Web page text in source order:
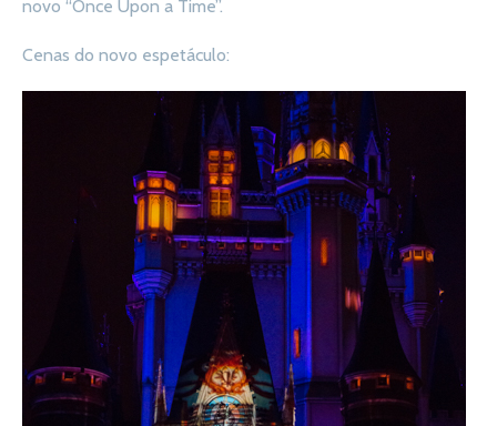
novo “Once Upon a Time”.
Cenas do novo espetáculo: